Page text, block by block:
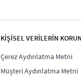
KİŞİSEL VERİLERİN
Çerez Aydınlatma Metni
Müşteri Aydınlatma Metni